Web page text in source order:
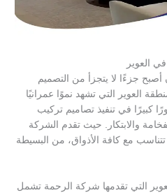
العوير
أصبح جزءًا لا يتجزأ من التصميم
العوير التي تشهد نموًا عمرانيًا
كبيرًا في تنفيذ تصاميم تركيب
والابتكار. حيث تقدم الشركة
مع كافة الأذواق، من البسيطة
التي تقدمها شركة الرحمة تشمل